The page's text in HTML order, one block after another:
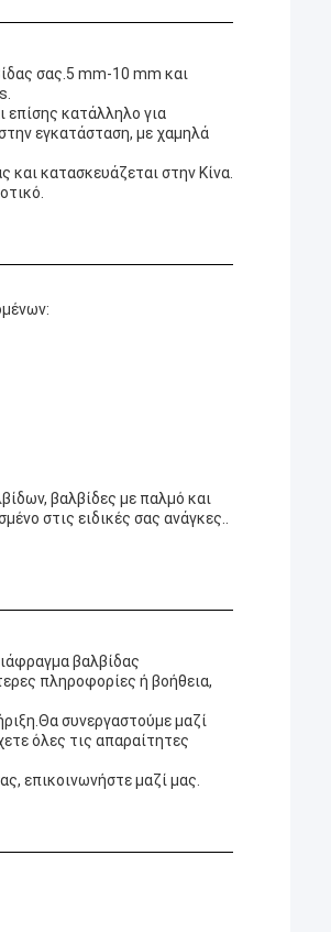
σας.5 mm-10 mm και
επίσης κατάλληλο για
εγκατάσταση, με χαμηλά
κατασκευάζεται στην Κίνα.
βαλβίδες με παλμό και
στις ειδικές σας ανάγκες..
βαλβίδας
πληροφορίες ή βοήθεια,
συνεργαστούμε μαζί
όλες τις απαραίτητες
επικοινωνήστε μαζί μας.